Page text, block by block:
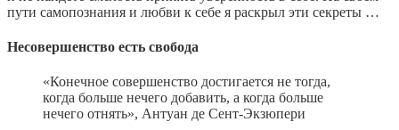
пути самопознания и любви к себе я раскрыл эти секреты …
Несовершенство есть свобода
«Конечное совершенство достигается не тогда,
когда больше нечего добавить, а когда больше
нечего отнять», Антуан де Сент-Экзюпери